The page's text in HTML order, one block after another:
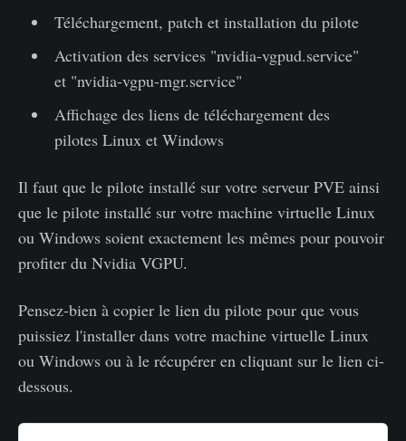
Téléchargement, patch et installation du pilote
Activation des services "nvidia-vgpud.service"
et "nvidia-vgpu-mgr.service"
Affichage des liens de téléchargement des
pilotes Linux et Windows
Il faut que le pilote installé sur votre serveur PVE ainsi
que le pilote installé sur votre machine virtuelle Linux
ou Windows soient exactement les mêmes pour pouvoir
profiter du Nvidia VGPU.
Pensez-bien à copier le lien du pilote pour que vous
puissiez l'installer dans votre machine virtuelle Linux
ou Windows ou à le récupérer en cliquant sur le lien ci-
dessous.